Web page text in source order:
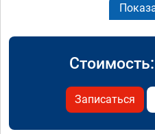
Записаться